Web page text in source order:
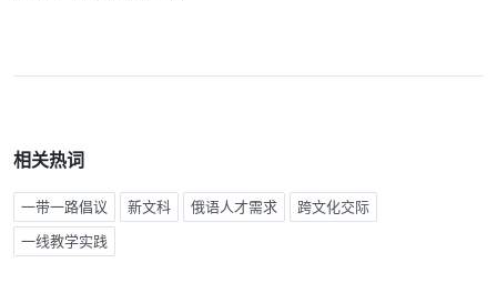
相关热词
一带一路倡议 新文科 俄语人才需求 跨文化交际
一线教学实践